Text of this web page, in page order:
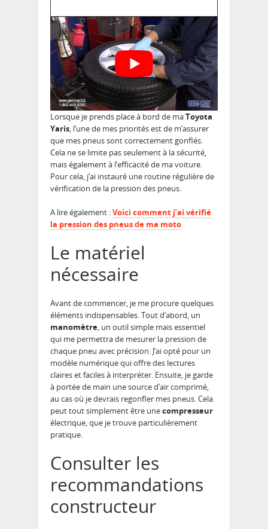
Lorsque je prends place à bord de maToyota
Yaris, l’une de mes priorités est de m’assurer
que mes pneus sont correctement gonflés.
Cela ne se limite pas seulement à la sécurité,
mais également à l’efficacité de ma voiture.
Pour cela, j’ai instauré une routine régulière de
vérification de la pression des pneus.
A lire également :Voici comment j’ai vérifié
la pression des pneus de ma moto
Le matériel
nécessaire
Avant de commencer, je me procure quelques
éléments indispensables. Tout d’abord, un
manomètre, un outil simple mais essentiel
qui me permettra de mesurer la pression de
chaque pneu avec précision. J’ai opté pour un
modèle numérique qui offre des lectures
claires et faciles à interpréter. Ensuite, je garde
à portée de main une source d’air comprimé,
au cas où je devrais regonfler mes pneus. Cela
peut tout simplement être unecompresseur
électrique, que je trouve particulièrement
pratique.
Consulter les
recommandations
constructeur